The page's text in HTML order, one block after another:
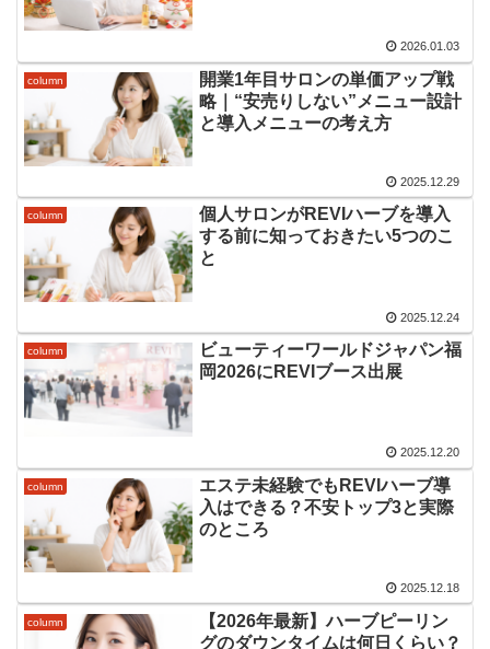
2026.01.03
column
開業1年目サロンの単価アップ戦
略｜“安売りしない”メニュー設計
と導入メニューの考え方
2025.12.29
column
個人サロンがREVIハーブを導入
する前に知っておきたい5つのこ
と
2025.12.24
column
ビューティーワールドジャパン福
岡2026にREVIブース出展
2025.12.20
column
エステ未経験でもREVIハーブ導
入はできる？不安トップ3と実際
のところ
2025.12.18
column
【2026年最新】ハーブピーリン
グのダウンタイムは何日くらい？